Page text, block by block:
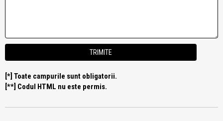
[*] Toate campurile sunt obligatorii.
[**] Codul HTML nu este permis.